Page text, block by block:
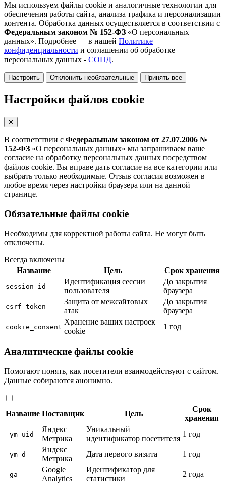
Мы используем файлы cookie и аналогичные технологии для
обеспечения работы сайта, анализа трафика и персонализации
контента. Обработка данных осуществляется в соответствии с
Федеральным законом № 152-ФЗ «О персональных
данных». Подробнее — в нашей Политике
конфиденциальности и соглашении об обработке
персональных данных - СОПД.
Настроить Отклонить необязательные Принять все
Настройки файлов cookie
✕
В соответствии с Федеральным законом от 27.07.2006 №
152-ФЗ «О персональных данных» мы запрашиваем ваше
согласие на обработку персональных данных посредством
файлов cookie. Вы вправе дать согласие на все категории или
выбрать только необходимые. Отзыв согласия возможен в
любое время через настройки браузера или на данной
странице.
Обязательные файлы cookie
Необходимы для корректной работы сайта. Не могут быть
отключены.
Всегда включены
Название
Цель Срок хранения
session_id
Идентификация сессии
пользователя
До закрытия
браузера
csrf_token
Защита от межсайтовых
атак
До закрытия
браузера
cookie_consent
Хранение ваших настроек
cookie
1 год
Аналитические файлы cookie
Помогают понять, как посетители взаимодействуют с сайтом.
Данные собираются анонимно.
Название Поставщик Цель
Срок
хранения
_ym_uid
Яндекс
Метрика
Уникальный
идентификатор посетителя
1 год
_ym_d
Яндекс
Метрика
Дата первого визита 1 год
_ga
Google
Analytics
Идентификатор для
статистики
2 года